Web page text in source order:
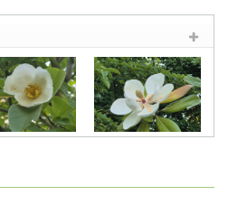
노각나무 태산목